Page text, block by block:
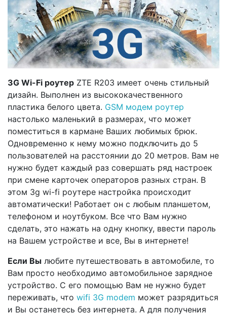
3G Wi-Fi роутер ZTE R203 имеет очень стильный
дизайн. Выполнен из высококачественного
пластика белого цвета. GSM модем роутер
настолько маленький в размерах, что может
поместиться в кармане Ваших любимых брюк.
Одновременно к нему можно подключить до 5
пользователей на расстоянии до 20 метров. Вам не
нужно будет каждый раз совершать ряд настроек
при смене карточек операторов разных стран. В
этом 3g wi-fi роутере настройка происходит
автоматически! Работает он с любым планшетом,
телефоном и ноутбуком. Все что Вам нужно
сделать, это нажать на одну кнопку, ввести пароль
на Вашем устройстве и все, Вы в интернете!
Если Вы любите путешествовать в автомобиле, то
Вам просто необходимо автомобильное зарядное
устройство. С его помощью Вам не нужно будет
переживать, что wifi 3G modem может разрядиться
и Вы останетесь без интернета. А для получения